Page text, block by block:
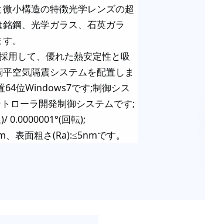
微小構造の特徴光学レンズの超
銘鋼、光学ガラス、石英ガラ
。
用して、優れた熱安定性と吸
空気隔震システムを配置しま
64位Windows7です;制御シス
ローラ開発制御システムです;
)/ 0.0000001°(回転);
、表面粗さ(Ra):≤5nmです。